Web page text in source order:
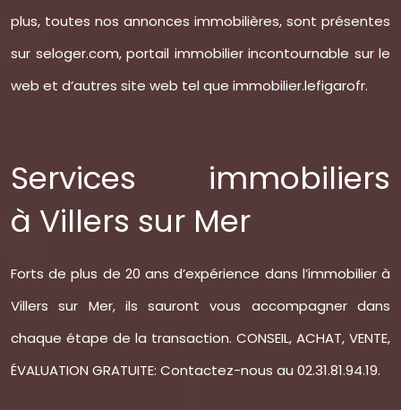
plus, toutes nos annonces immobilières, sont présentes
sur seloger.com, portail immobilier incontournable sur le
web et d’autres site web tel que immobilier.lefigarofr.
Services immobiliers
à Villers sur Mer
Forts de plus de 20 ans d’expérience dans l’immobilier à
Villers sur Mer, ils sauront vous accompagner dans
chaque étape de la transaction. CONSEIL, ACHAT, VENTE,
ÉVALUATION GRATUITE: Contactez-nous au 02.31.81.94.19.